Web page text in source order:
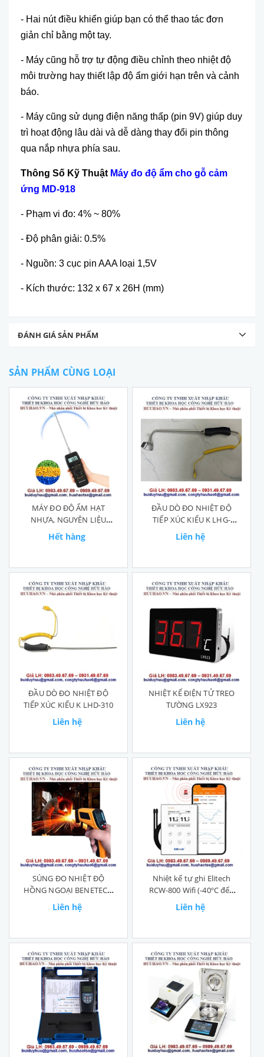
- Hai nút điều khiển giúp bạn có thể thao tác đơn
giản chỉ bằng một tay.
- Máy cũng hỗ trợ tự động điều chỉnh theo nhiệt độ
môi trường hay thiết lập độ ẩm giới hạn trên và cảnh
báo.
- Máy cũng sử dụng điện năng thấp (pin 9V) giúp duy
trì hoạt động lâu dài và dễ dàng thay đổi pin thông
qua nắp nhựa phía sau.
Thông Số Kỹ Thuật Máy đo độ ẩm cho gỗ cảm
ứng MD-918
- Phạm vi đo: 4% ~ 80%
- Độ phân giải: 0.5%
- Nguồn: 3 cục pin AAA loại 1,5V
- Kích thước: 132 x 67 x 26H (mm)
ĐÁNH GIÁ SẢN PHẨM
SẢN PHẨM CÙNG LOẠI
MÁY ĐO ĐỘ ẨM HẠT
NHỰA, NGUYÊN LIỆU
HÓA CHẤT JK-100C
Hết hàng
ĐẦU DÒ ĐO NHIỆT ĐỘ
TIẾP XÚC KIỂU K LHG-
600℃
Liên hệ
ĐẦU DÒ ĐO NHIỆT ĐỘ
TIẾP XÚC KIỂU K LHD-310
Liên hệ
NHIỆT KẾ ĐIỆN TỬ TREO
TƯỜNG LX923
Liên hệ
SÚNG ĐO NHIỆT ĐỘ
HỒNG NGOẠI BENETECH
GM550
Liên hệ
Nhiệt kế tự ghi Elitech
RCW-800 Wifi (-40ºC đến
80ºC)
Liên hệ